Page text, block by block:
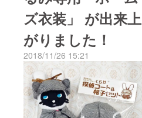
ズ衣装」 が出来上
がりました！
2018/11/26 15:21